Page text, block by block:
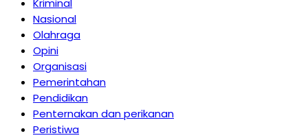
Kriminal
Nasional
Olahraga
Opini
Organisasi
Pemerintahan
Pendidikan
Penternakan dan perikanan
Peristiwa